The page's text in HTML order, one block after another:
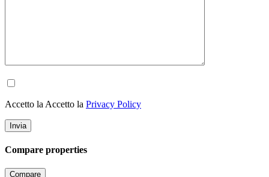
Accetto la Accetto la Privacy Policy
Compare properties
Compare